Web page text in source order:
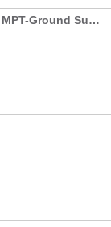
Bühne 12x10 m - Prolyte MPT-Ground Support